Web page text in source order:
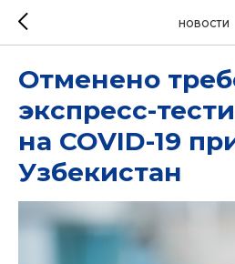
НОВОСТИ
Отменено
экспресс-
на COVID-19
Узбекистан